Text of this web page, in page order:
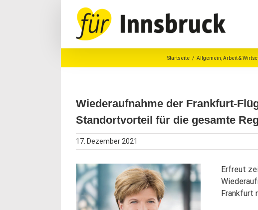
Startseite / Allgemein Arbeit &
Wiederaufnahme der Frankfurt-
Standortvorteil für die gesamte
17. Dezember 2021
Erfreut
Frankfurt